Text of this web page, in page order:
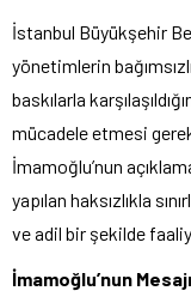
İstanbul Büyükşehir
yönetimlerin
baskılarla
mücadele etmesi
İmamoğlu’nun
yapılan haksızlıkla
ve adil bir şekilde
İmamoğlu’nun